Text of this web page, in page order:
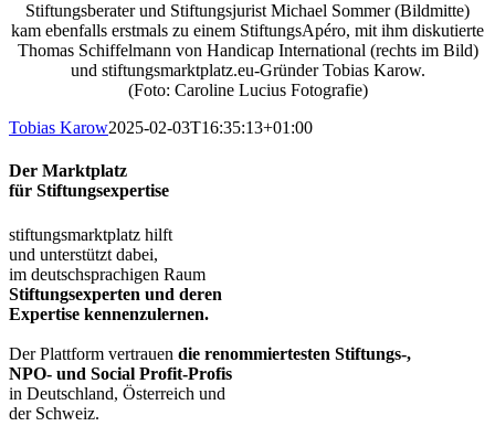
Stiftungsberater und Stiftungsjurist Michael Sommer (Bildmitte)
kam ebenfalls erstmals zu einem StiftungsApéro, mit ihm diskutierte
Thomas Schiffelmann von Handicap International (rechts im Bild)
und stiftungsmarktplatz.eu-Gründer Tobias Karow.
(Foto: Caroline Lucius Fotografie)
Tobias Karow2025-02-03T16:35:13+01:00
Der Marktplatz
für Stiftungsexpertise
stiftungsmarktplatz hilft
und unterstützt dabei,
im deutschsprachigen Raum
Stiftungsexperten und deren
Expertise kennenzulernen.
Der Plattform vertrauen die renommiertesten Stiftungs-,
NPO- und Social Profit-Profis
in Deutschland, Österreich und
der Schweiz.